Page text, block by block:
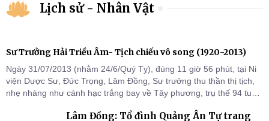
Lịch sử - Nhân Vật
Sư Trưởng Hải Triều Âm- Tịch chiếu vô song (1920-2013)
Ngày 31/07/2013 (nhằm 24/6/Quý Tỵ), đúng 11 giờ 56 phút, tại Ni
viện Dược Sư, Đức Trọng, Lâm Đồng, Sư trưởng thu thần thị tịch,
nhẹ nhàng như cánh hạc trắng bay về Tây phương, trụ thế 94 tuổi
Lâm Đồng: Tổ đình Quảng Ân Tự trang